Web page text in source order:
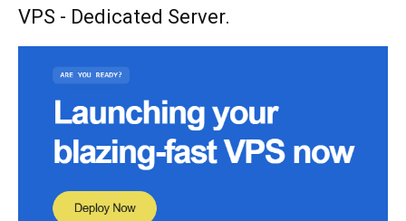
VPS - Dedicated Server.